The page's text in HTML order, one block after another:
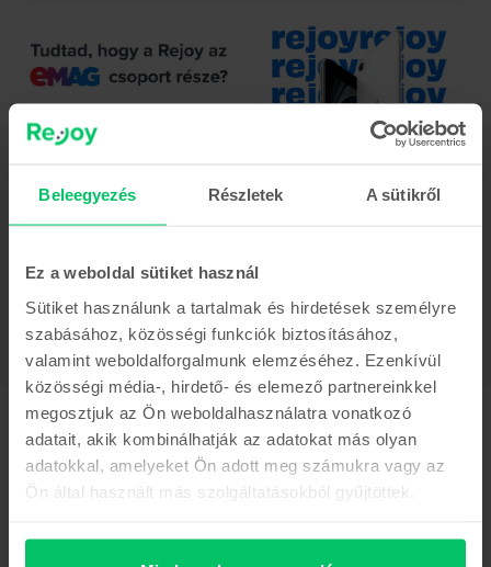
Beleegyezés Részletek A sütikről
Ez a weboldal sütiket használ
Sütiket használunk a tartalmak és hirdetések személyre
szabásához, közösségi funkciók biztosításához,
valamint weboldalforgalmunk elemzéséhez. Ezenkívül
közösségi média-, hirdető- és elemező partnereinkkel
megosztjuk az Ön weboldalhasználatra vonatkozó
adatait, akik kombinálhatják az adatokat más olyan
adatokkal, amelyeket Ön adott meg számukra vagy az
Ön által használt más szolgáltatásokból gyűjtöttek.
valósághoz az éjszaka és különösen portré módban készített csodálatos
képeket hozhat létre. Ez a telefon lenyűgöz a specifikációival, lévén a
Mutass többet
Termékmegfelelőségi információk
Termékbiztonsági információk
Gyártói információk
Adatok
Márka
Samsung
Galaxy S9 Plus